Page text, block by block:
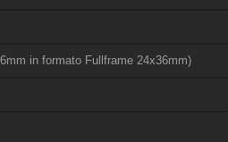
in formato Fullframe 24x36mm)